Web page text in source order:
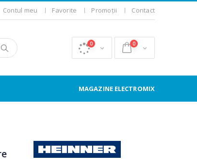
Contul meu Favorite Promoții Contact
0 0
MAGAZINE ELECTROMIX